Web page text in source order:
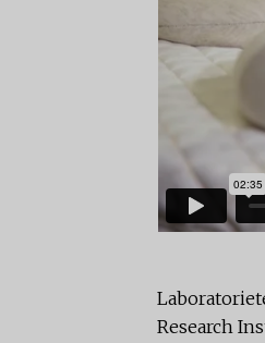
Research